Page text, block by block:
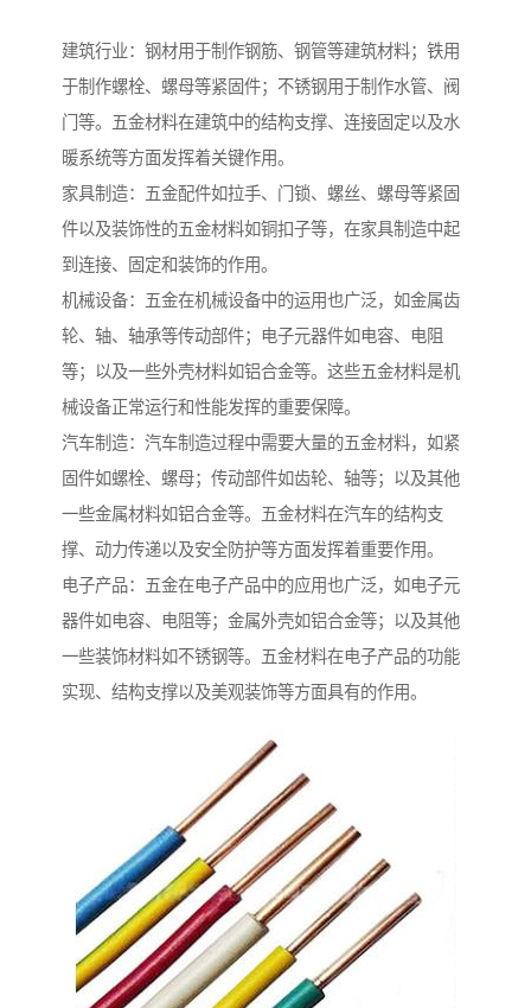
建筑行业：钢材用于制作钢筋、钢管等建筑材料；铁用
于制作螺栓、螺母等紧固件；不锈钢用于制作水管、阀
门等。五金材料在建筑中的结构支撑、连接固定以及水
暖系统等方面发挥着关键作用。
家具制造：五金配件如拉手、门锁、螺丝、螺母等紧固
件以及装饰性的五金材料如铜扣子等，在家具制造中起
到连接、固定和装饰的作用。
机械设备：五金在机械设备中的运用也广泛，如金属齿
轮、轴、轴承等传动部件；电子元器件如电容、电阻
等；以及一些外壳材料如铝合金等。这些五金材料是机
械设备正常运行和性能发挥的重要保障。
汽车制造：汽车制造过程中需要大量的五金材料，如紧
固件如螺栓、螺母；传动部件如齿轮、轴等；以及其他
一些金属材料如铝合金等。五金材料在汽车的结构支
撑、动力传递以及安全防护等方面发挥着重要作用。
电子产品：五金在电子产品中的应用也广泛，如电子元
器件如电容、电阻等；金属外壳如铝合金等；以及其他
一些装饰材料如不锈钢等。五金材料在电子产品的功能
实现、结构支撑以及美观装饰等方面具有的作用。